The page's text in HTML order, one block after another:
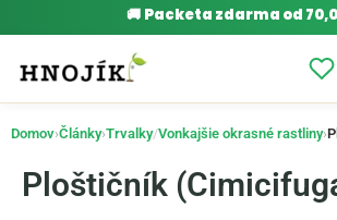
🚚 Packeta zdarma od
Domov›Články›Trvalky/Vonkajšie okrasné rastliny›
Ploštičník